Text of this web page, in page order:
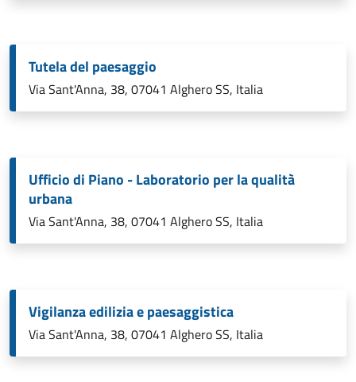
Tutela del paesaggio
Via Sant'Anna, 38, 07041 Alghero SS, Italia
Ufficio di Piano - Laboratorio per la qualità
urbana
Via Sant'Anna, 38, 07041 Alghero SS, Italia
Vigilanza edilizia e paesaggistica
Via Sant'Anna, 38, 07041 Alghero SS, Italia